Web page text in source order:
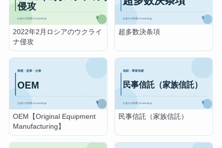
2022年2月ロシアのウクライ
ナ侵攻
超多数決条項
OEM【Original Equipment
Manufacturing】
民事信託（家族信託）